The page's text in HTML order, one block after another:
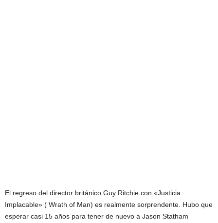
El regreso del director británico Guy Ritchie con «Justicia
Implacable» ( Wrath of Man) es realmente sorprendente. Hubo que
esperar casi 15 años para tener de nuevo a Jason Statham